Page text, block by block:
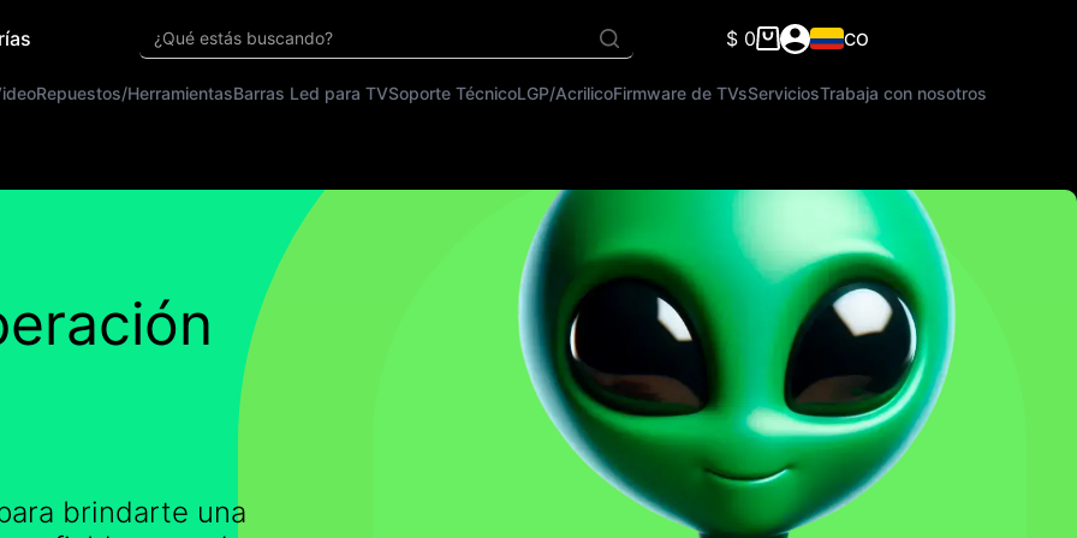
¿Qué estás buscando?
Carro
compra
$ 0 CO
Repuestos/HerramientasBarras Led para TVSoporte TécnicoLGP/AcrilicoFirmware de TVsServiciosTrabaja con nosotros
brindarte una